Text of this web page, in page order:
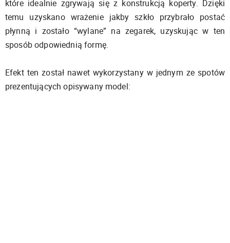
które idealnie zgrywają się z konstrukcją koperty. Dzięki
temu uzyskano wrażenie jakby szkło przybrało postać
płynną i zostało “wylane” na zegarek, uzyskując w ten
sposób odpowiednią formę.
Efekt ten został nawet wykorzystany w jednym ze spotów
prezentujących opisywany model: